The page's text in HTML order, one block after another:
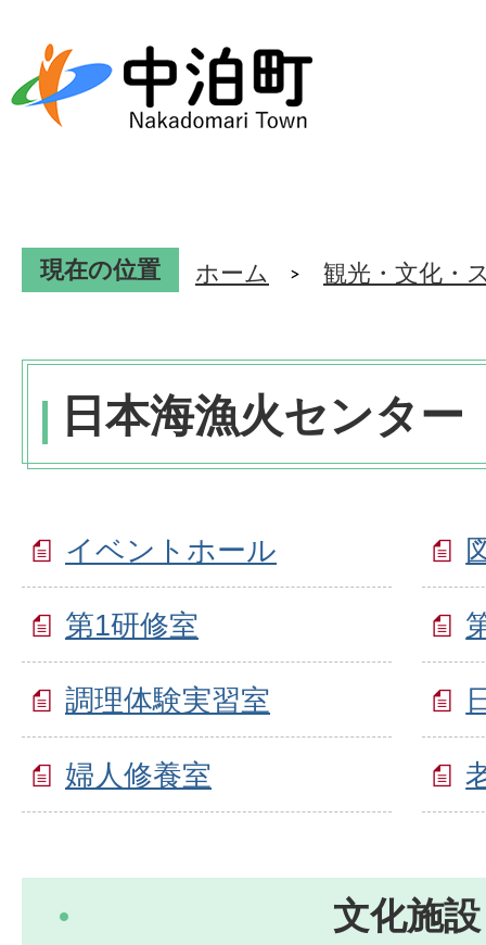
現在の位置 ホーム 観光・文化・
日本海漁火センター
イベントホール
第1研修室
調理体験実習室
婦人修養室
文化施設